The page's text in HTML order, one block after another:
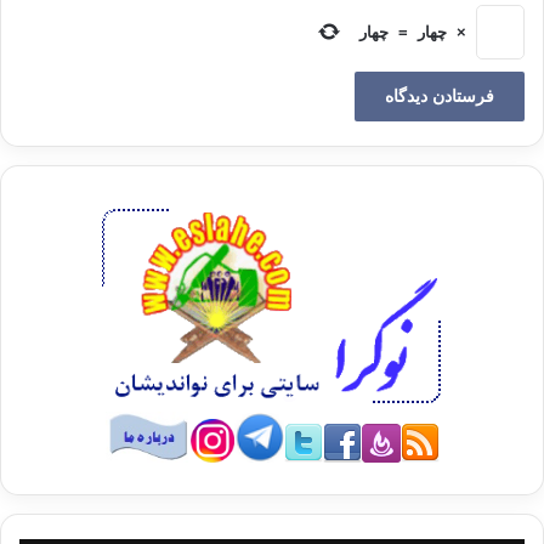
القری(میان مدینه وشام )می بریدند ومی تراشیدند (ودردل کوهها خانه ها وکاخها
می
ساختند)(وآیا خبرنداری که پروردگارت)بافرعون چه کرده است؟فرعونی که
دارای
(ساختمانهای محکم واستواری به شکل)میخها(وارونه همچون هرم)بود.اقوامی
پروردگارتو تازیانه عذاب رابرسرایشان فروریخت (وشلاق عذاب پیاپی برآنان
فروآورد)مسلما”پروردگارتودرکمین(مردمان ومترصد اعمال ایشان) است .
جایگاه قدرت دراسلام
قوت ونیرو به این معنا که ذکرشد،جایگاه
× چهار = چهار